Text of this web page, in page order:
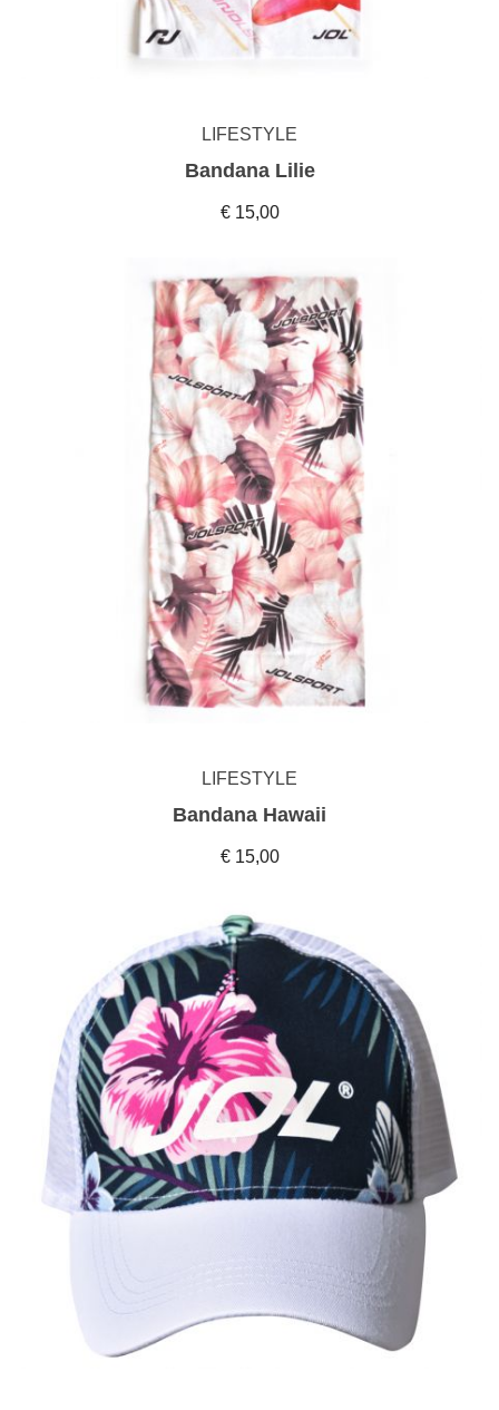
LIFESTYLE
Bandana Lilie
€ 15,00
LIFESTYLE
Bandana Hawaii
€ 15,00